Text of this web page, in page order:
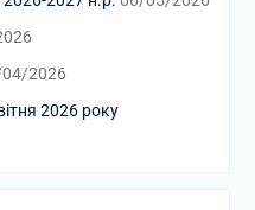
2026
2026 року